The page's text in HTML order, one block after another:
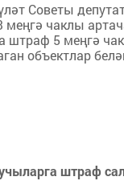
Советы
чаклы
штраф 5 меңгә
объектлар
штраф